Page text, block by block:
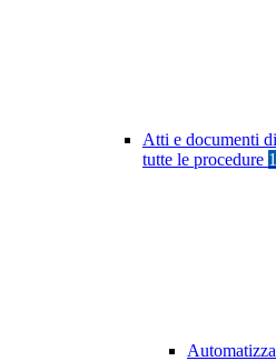
Atti e documenti
tutte le procedure 1